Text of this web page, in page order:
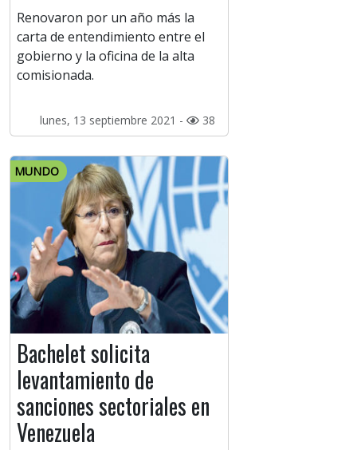
Renovaron por un año más la
carta de entendimiento entre el
gobierno y la oficina de la alta
comisionada.
lunes, 13 septiembre 2021 - 38
MUNDO
Bachelet solicita
levantamiento de
sanciones sectoriales en
Venezuela